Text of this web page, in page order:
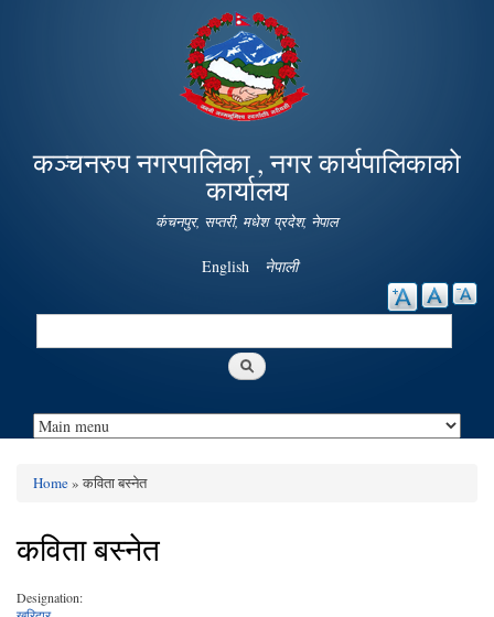
Skip to
main
content
कञ्चनरुप नगरपालिका , नगर कार्यपालिकाको
कार्यालय
कंचनपुर, सप्तरी, मधेश प्रदेश, नेपाल
English नेपाली
Search
Home» कविता बस्नेत
कविता बस्नेत
Designation: